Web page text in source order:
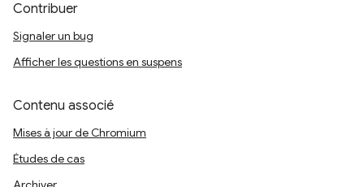
Contribuer
Signaler un bug
Afficher les questions en suspens
Contenu associé
Mises à jour de Chromium
Études de cas